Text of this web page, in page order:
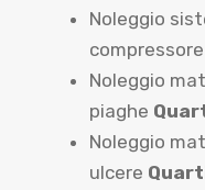
Noleggio
compressore
Noleggio
piaghe
Noleggio
ulcere